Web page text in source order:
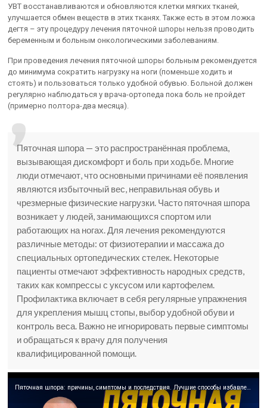
УВТ восстанавливаются и обновляются клетки мягких тканей,
улучшается обмен веществ в этих тканях. Также есть в этом ложка
дегтя – эту процедуру лечения пяточной шпоры нельзя проводить
беременным и больным онкологическими заболеваниям.
При проведения лечения пяточной шпоры больным рекомендуется
до минимума сократить нагрузку на ноги (поменьше ходить и
стоять) и пользоваться только удобной обувью. Больной должен
регулярно наблюдаться у врача-ортопеда пока боль не пройдет
(примерно полтора-два месяца).
Пяточная шпора — это распространённая проблема,
вызывающая дискомфорт и боль при ходьбе. Многие
люди отмечают, что основными причинами её появления
являются избыточный вес, неправильная обувь и
чрезмерные физические нагрузки. Часто пяточная шпора
возникает у людей, занимающихся спортом или
работающих на ногах. Для лечения рекомендуются
различные методы: от физиотерапии и массажа до
специальных ортопедических стелек. Некоторые
пациенты отмечают эффективность народных средств,
таких как компрессы с уксусом или картофелем.
Профилактика включает в себя регулярные упражнения
для укрепления мышц стопы, выбор удобной обуви и
контроль веса. Важно не игнорировать первые симптомы
и обращаться к врачу для получения
квалифицированной помощи.
Пяточная шпора: причины, симптомы и последствия. Лучшие способы избавления от боли в пятках